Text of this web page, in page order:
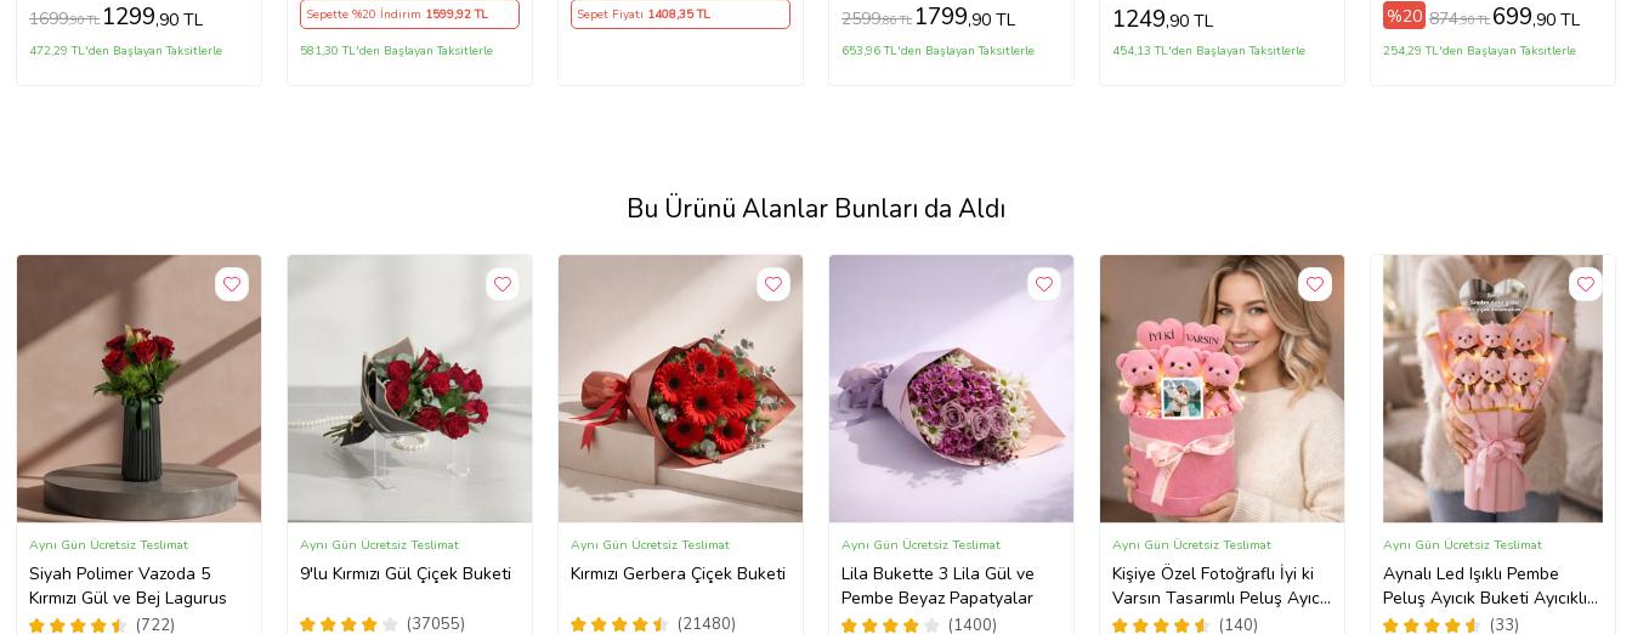
1699,90 TL 1299,90 TL
472,29 TL'den Başlayan Taksitlerle
Sepette %20 İndirim 1599,92 TL
581,30 TL'den Başlayan Taksitlerle
Sepet Fiyatı 1408,35 TL 2599,86 TL 1799,90 TL
653,96 TL'den Başlayan Taksitlerle
Hediye,Doğum Günü
Hediyesi,Eşe Hediye
1249,90 TL
454,13 TL'den Başlayan Taksitlerle
%20 874,90 TL 699,90 TL
254,29 TL'den Başlayan Taksitlerle
Bu Ürünü Alanlar Bunları da Aldı
Siyah Polimer Vazoda 5
Kırmızı Gül ve Bej Lagurus
(722)
Aynı Gün Ücretsiz Teslimat
9'lu Kırmızı Gül Çiçek Buketi
(37055)
Aynı Gün Ücretsiz Teslimat
Kırmızı Gerbera Çiçek Buketi
(21480)
Aynı Gün Ücretsiz Teslimat
Lila Bukette 3 Lila Gül ve
Pembe Beyaz Papatyalar
(1400)
Aynı Gün Ücretsiz Teslimat
Kişiye Özel Fotoğraflı İyi ki
Varsın Tasarımlı Peluş Ayıcık
Buketi (Pembe)(140)
Aynı Gün Ücretsiz Teslimat
Aynalı Led Işıklı Pembe
Peluş Ayıcık Buketi Ayıcıklı
Peluş Buket
(33)
Aynı Gün Ücretsiz Teslimat